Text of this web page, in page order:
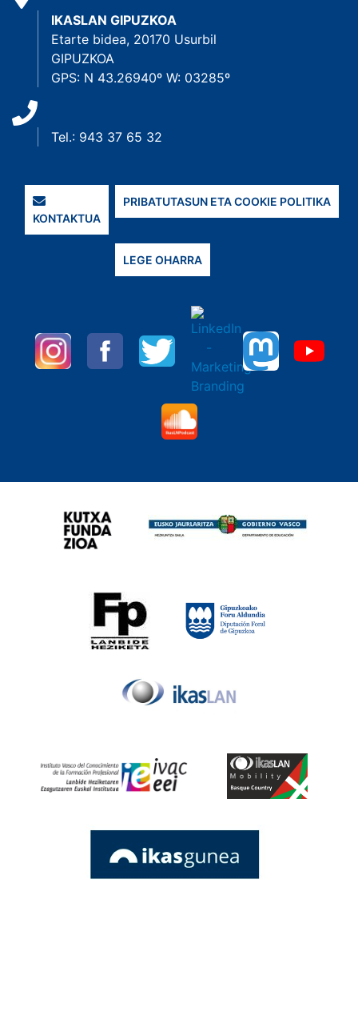
IKASLAN GIPUZKOA
Etarte bidea, 20170 Usurbil
GIPUZKOA
GPS: N 43.26940º W: 03285º
Tel.: 943 37 65 32
KONTAKTUA
PRIBATUTASUN ETA COOKIE POLITIKA
LEGE OHARRA